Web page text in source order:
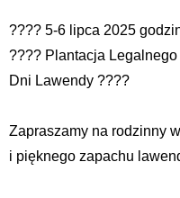
???? 5-6 lipca 2025
???? Plantacja
Dni Lawendy ????
Zapraszamy na rodzinny
i pięknego zapachu